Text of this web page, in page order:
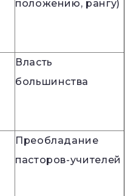
положению, рангу)
Власть
большинства
Преобладание
пасторов-учителей